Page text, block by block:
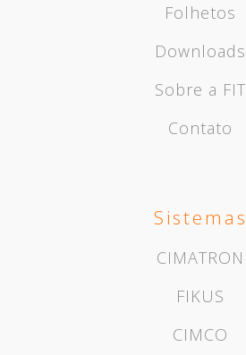
Folhetos
Downloads
Sobre a FIT
Contato
Sistemas
CIMATRON
FIKUS
CIMCO